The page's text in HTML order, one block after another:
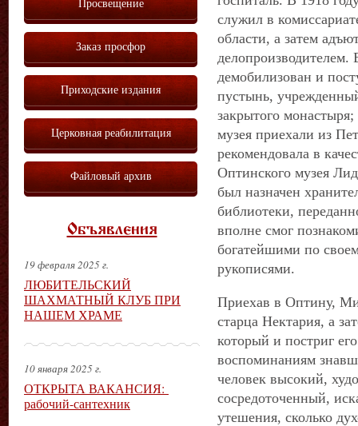
служил в
области, а затем
демобилизован и
пустынь,
закрытого
музея приехали из
рекомендовала в
Оптинского музея
был назначен
библиотеки,
вполне смог
богатейшими по
рукописями.
Приехав в Оптину,
старца Нектария, а
который и постриг
воспоминаниям
человек высокий,
сосредоточенный,
утешения, сколько
Заказ просфор
Приходские издания
Церковная реабилитация
Файловый архив
Объявления
19 февраля 2025 г.
ЛЮБИТЕЛЬСКИЙ
ШАХМАТНЫЙ КЛУБ ПРИ
НАШЕМ ХРАМЕ
10 января 2025 г.
ОТКРЫТА ВАКАНСИЯ:
рабочий-сантехник